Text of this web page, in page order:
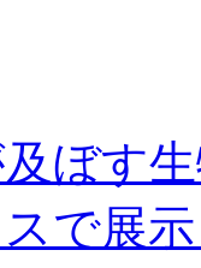
及ぼす
で展